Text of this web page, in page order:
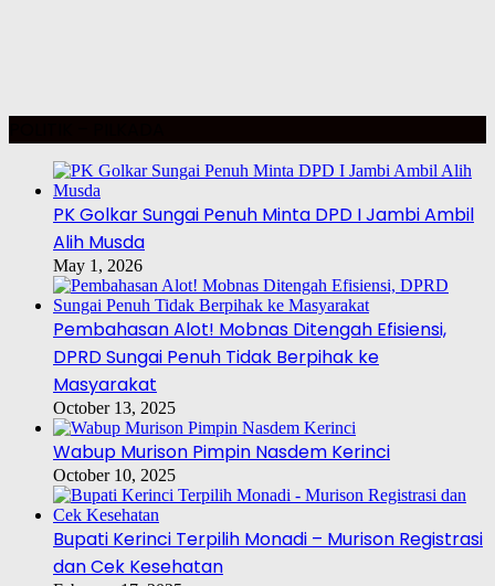
PK Golkar Sungai Penuh Minta DPD I Jambi Ambil
Alih Musda
May 1, 2026
Pembahasan Alot! Mobnas Ditengah Efisiensi,
DPRD Sungai Penuh Tidak Berpihak ke
Masyarakat
October 13, 2025
Wabup Murison Pimpin Nasdem Kerinci
October 10, 2025
Bupati Kerinci Terpilih Monadi – Murison Registrasi
dan Cek Kesehatan